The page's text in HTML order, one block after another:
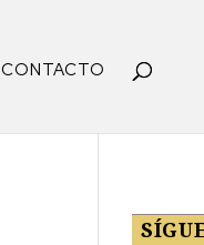
CONTACTO